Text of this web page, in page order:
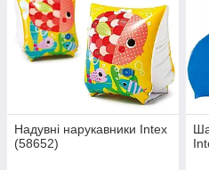
Надувні нарукавники Intex
(58652)